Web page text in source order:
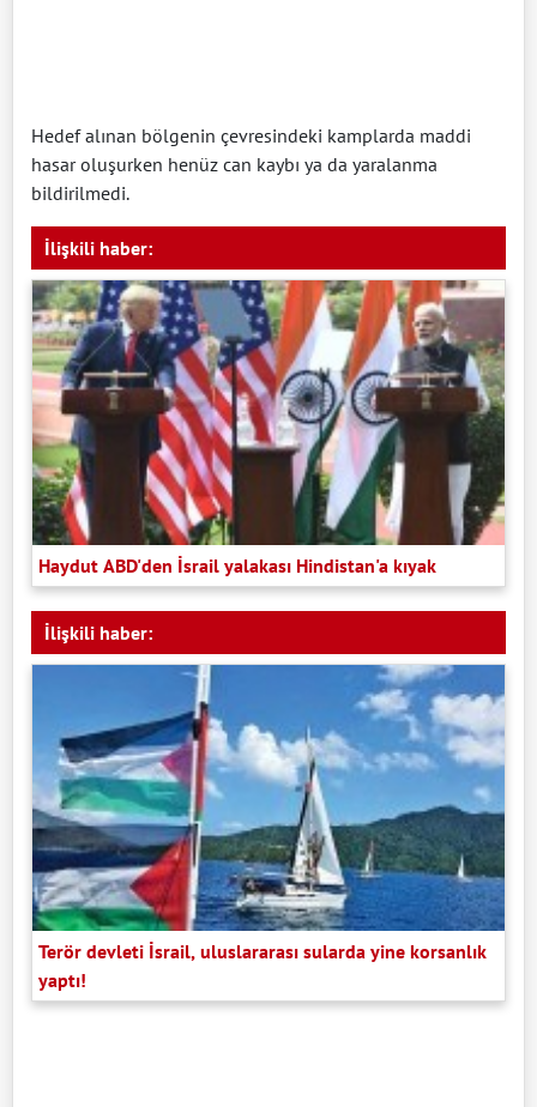
Hedef alınan bölgenin çevresindeki kamplarda maddi
hasar oluşurken henüz can kaybı ya da yaralanma
bildirilmedi.
İlişkili haber:
Haydut ABD'den İsrail yalakası Hindistan'a kıyak
İlişkili haber:
Terör devleti İsrail, uluslararası sularda yine korsanlık
yaptı!